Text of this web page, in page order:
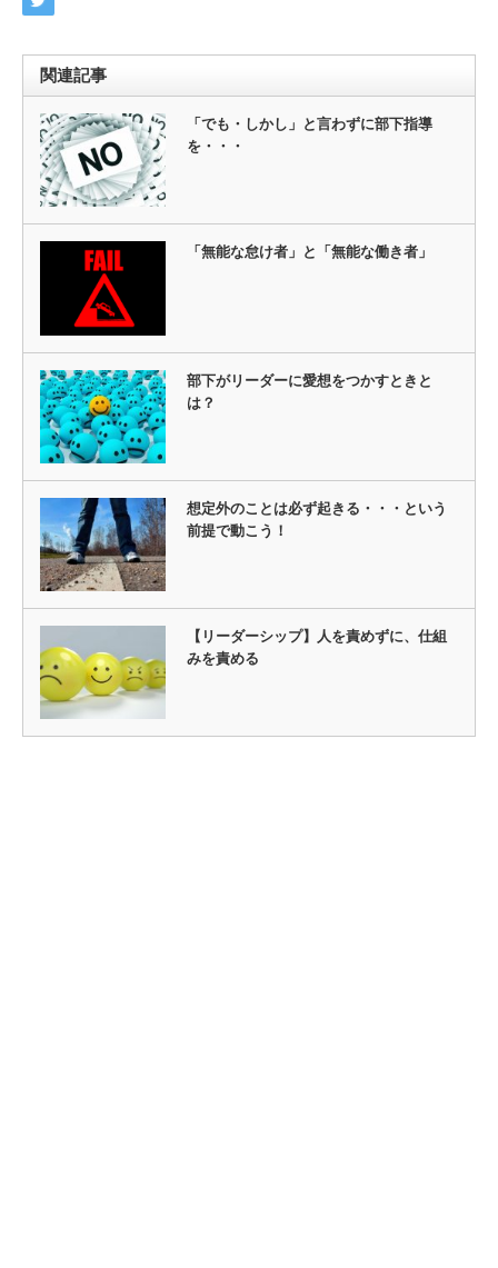
関連記事
「でも・しかし」と言わずに部下指導
を・・・
「無能な怠け者」と「無能な働き者」
部下がリーダーに愛想をつかすときと
は？
想定外のことは必ず起きる・・・という
前提で動こう！
【リーダーシップ】人を責めずに、仕組
みを責める